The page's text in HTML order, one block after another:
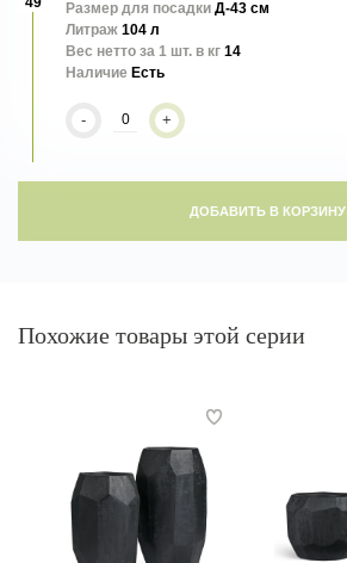
Размер для посадки Д-43 см
Литраж 104 л
Вес нетто за 1 шт. в кг 14
Наличие Есть
- +
ДОБАВИТЬ В КОРЗИНУ
Похожие товары этой серии